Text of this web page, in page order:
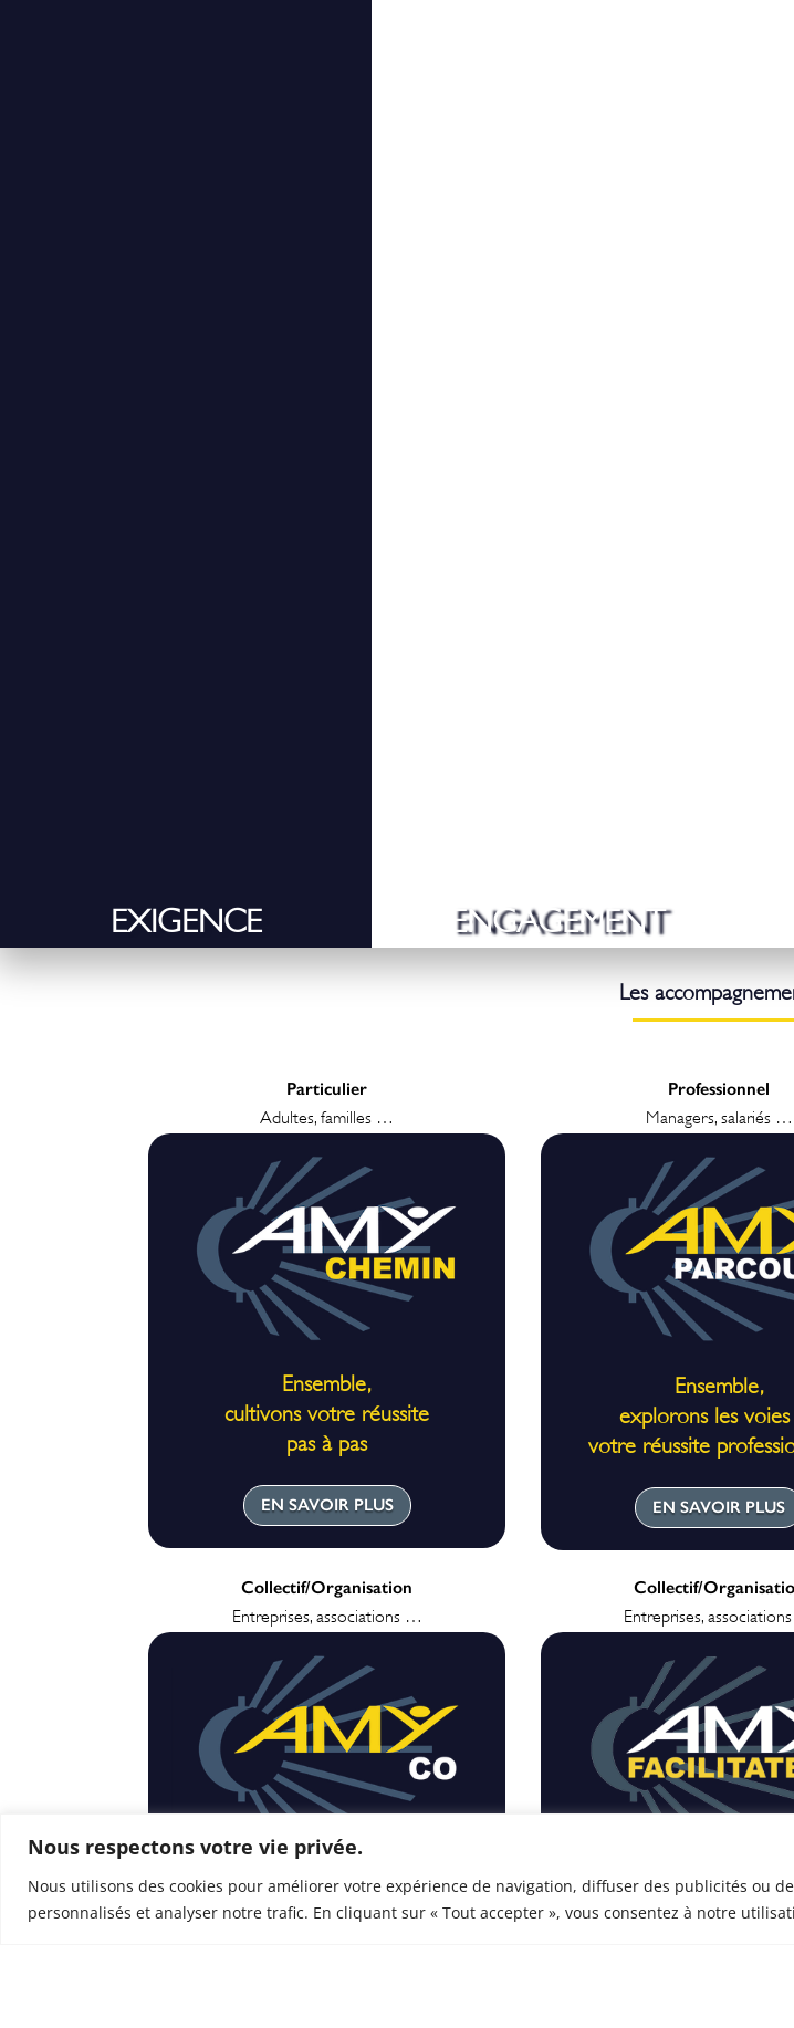
Nous respectons votre vie privée.
Nous utilisons des cookies pour améliorer votre expérience de navigation, diffuser des publicités ou
personnalisés et analyser notre trafic. En cliquant sur « Tout accepter », vous consentez à notre
EXIGENCE ENGAGEMENT
Les
Particulier
Adultes, familles …
Ensemble,
cultivons votre réussite
pas à pas
EN SAVOIR PLUS
Professionnel
Managers, salariés …
Ensemble,
explorons les
votre réussite
EN SAVOIR PLUS
Collectif/Organisation
Entreprises, associations …
Ensemble,
construisons la force et
Collectif/
Entreprises,
Ensemble,
libérons le